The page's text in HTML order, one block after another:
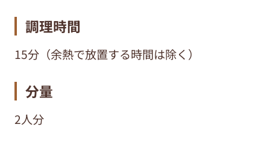
調理時間
15分（余熱で放置する時間は除く）
分量
2人分